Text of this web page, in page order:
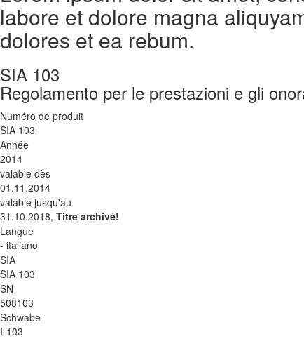
labore et dolore magna
dolores et ea rebum.
SIA 103
Regolamento per le prestazioni e gli
Numéro de produit
SIA 103
Année
2014
valable dès
01.11.2014
valable jusqu'au
31.10.2018, Titre archivé!
Langue
- italiano
SIA
SIA 103
SN
508103
Schwabe
I-103